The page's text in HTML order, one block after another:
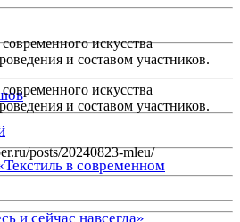
в современном
и сейчас навсегда»
искусства
и составом участников.
искусства
и составом участников.
posts/20240823-mleu/